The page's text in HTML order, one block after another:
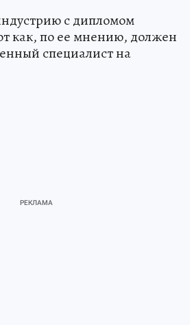
с дипломом
как, по ее мнению, должен
специалист на